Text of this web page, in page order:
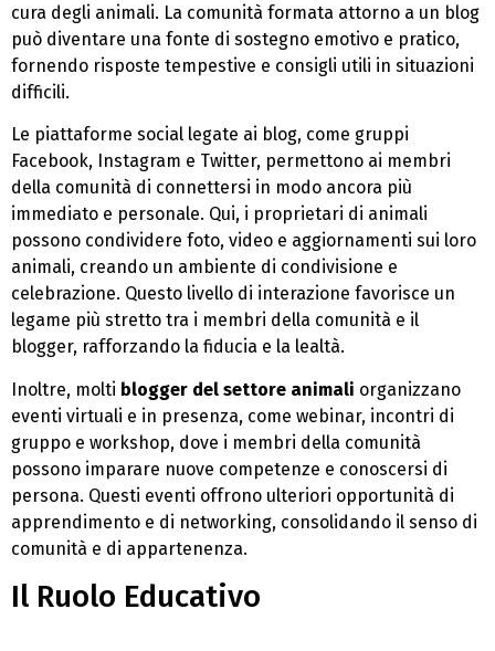
cura degli animali. La comunità formata attorno a un blog
può diventare una fonte di sostegno emotivo e pratico,
fornendo risposte tempestive e consigli utili in situazioni
difficili.
Le piattaforme social legate ai blog, come gruppi
Facebook, Instagram e Twitter, permettono ai membri
della comunità di connettersi in modo ancora più
immediato e personale. Qui, i proprietari di animali
possono condividere foto, video e aggiornamenti sui loro
animali, creando un ambiente di condivisione e
celebrazione. Questo livello di interazione favorisce un
legame più stretto tra i membri della comunità e il
blogger, rafforzando la fiducia e la lealtà.
Inoltre, molti blogger del settore animali organizzano
eventi virtuali e in presenza, come webinar, incontri di
gruppo e workshop, dove i membri della comunità
possono imparare nuove competenze e conoscersi di
persona. Questi eventi offrono ulteriori opportunità di
apprendimento e di networking, consolidando il senso di
comunità e di appartenenza.
Il Ruolo Educativo